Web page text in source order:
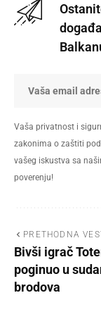
Vaša privatnost i
zakonima o zaštiti
vašeg iskustva sa
poverenju!
PRETHODNA
Bivši igrač
poginuo u
brodova